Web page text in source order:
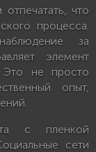
что
процесса.
за
элемент
Это не просто
опыт,
с пленкой
сети